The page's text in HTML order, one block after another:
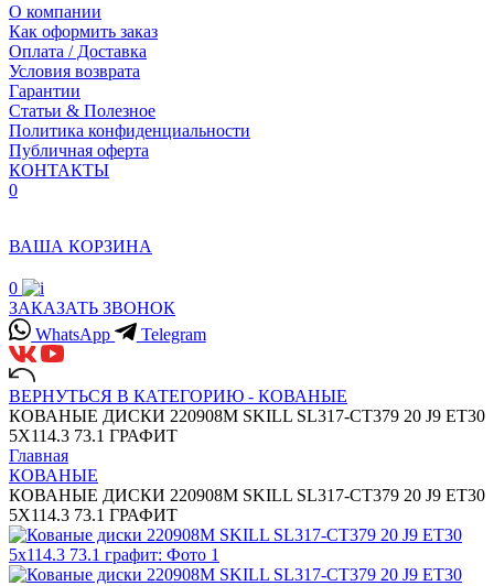
О компании
Как оформить заказ
Оплата / Доставка
Условия возврата
Гарантии
Статьи & Полезное
Политика конфиденциальности
Публичная оферта
КОНТАКТЫ
0
ВАША КОРЗИНА
0
ЗАКАЗАТЬ ЗВОНОК
WhatsApp
Telegram
ВЕРНУТЬСЯ В КАТЕГОРИЮ - КОВАНЫЕ
КОВАНЫЕ ДИСКИ 220908M SKILL SL317-CT379 20 J9 ET30
5X114.3 73.1 ГРАФИТ
Главная
КОВАНЫЕ
КОВАНЫЕ ДИСКИ 220908M SKILL SL317-CT379 20 J9 ET30
5X114.3 73.1 ГРАФИТ